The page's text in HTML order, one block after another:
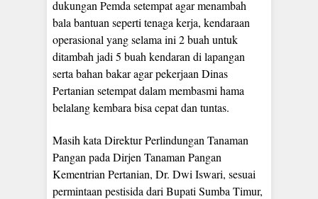
dukungan Pemda setempat agar menambah
bala bantuan seperti tenaga kerja, kendaraan
operasional yang selama ini 2 buah untuk
ditambah jadi 5 buah kendaran di lapangan
serta bahan bakar agar pekerjaan Dinas
Pertanian setempat dalam membasmi hama
belalang kembara bisa cepat dan tuntas.
Masih kata Direktur Perlindungan Tanaman
Pangan pada Dirjen Tanaman Pangan
Kementrian Pertanian, Dr. Dwi Iswari, sesuai
permintaan pestisida dari Bupati Sumba Timur,